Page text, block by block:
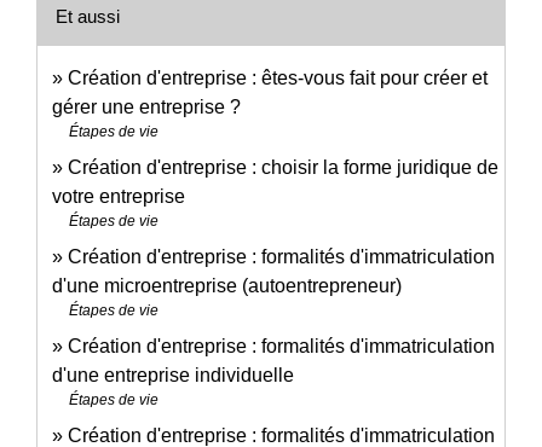
Et aussi
Création d'entreprise : êtes-vous fait pour créer et
gérer une entreprise ?
Étapes de vie
Création d'entreprise : choisir la forme juridique de
votre entreprise
Étapes de vie
Création d'entreprise : formalités d'immatriculation
d'une microentreprise (autoentrepreneur)
Étapes de vie
Création d'entreprise : formalités d'immatriculation
d'une entreprise individuelle
Étapes de vie
Création d'entreprise : formalités d'immatriculation